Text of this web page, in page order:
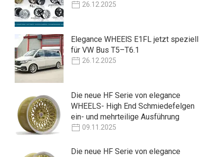
26.12.2025
Elegance WHEElS E1FL jetzt speziell
für VW Bus T5–T6.1
26.12.2025
Die neue HF Serie von elegance
WHEELS- High End Schmiedefelgen
ein- und mehrteilige Ausführung
09.11.2025
Die neue HF Serie von elegance